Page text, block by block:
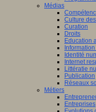
Médias
Culture
Curation
Droits
Education
Identité
Internet
Littératie
Publication
Réseaux
Métiers
Entreprises